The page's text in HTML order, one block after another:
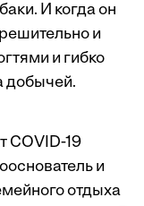
И когда он
и
и гибко
добычей.
COVID-19
и
отдыха